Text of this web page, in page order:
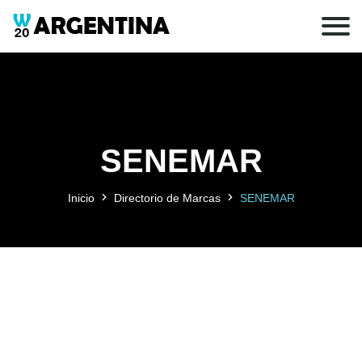
SENEMAR
Inicio Directorio de Marcas SENEMAR